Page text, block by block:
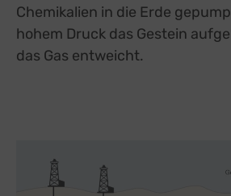
Chemikalien in die Erde
hohem Druck das Gestein
das Gas entweicht.